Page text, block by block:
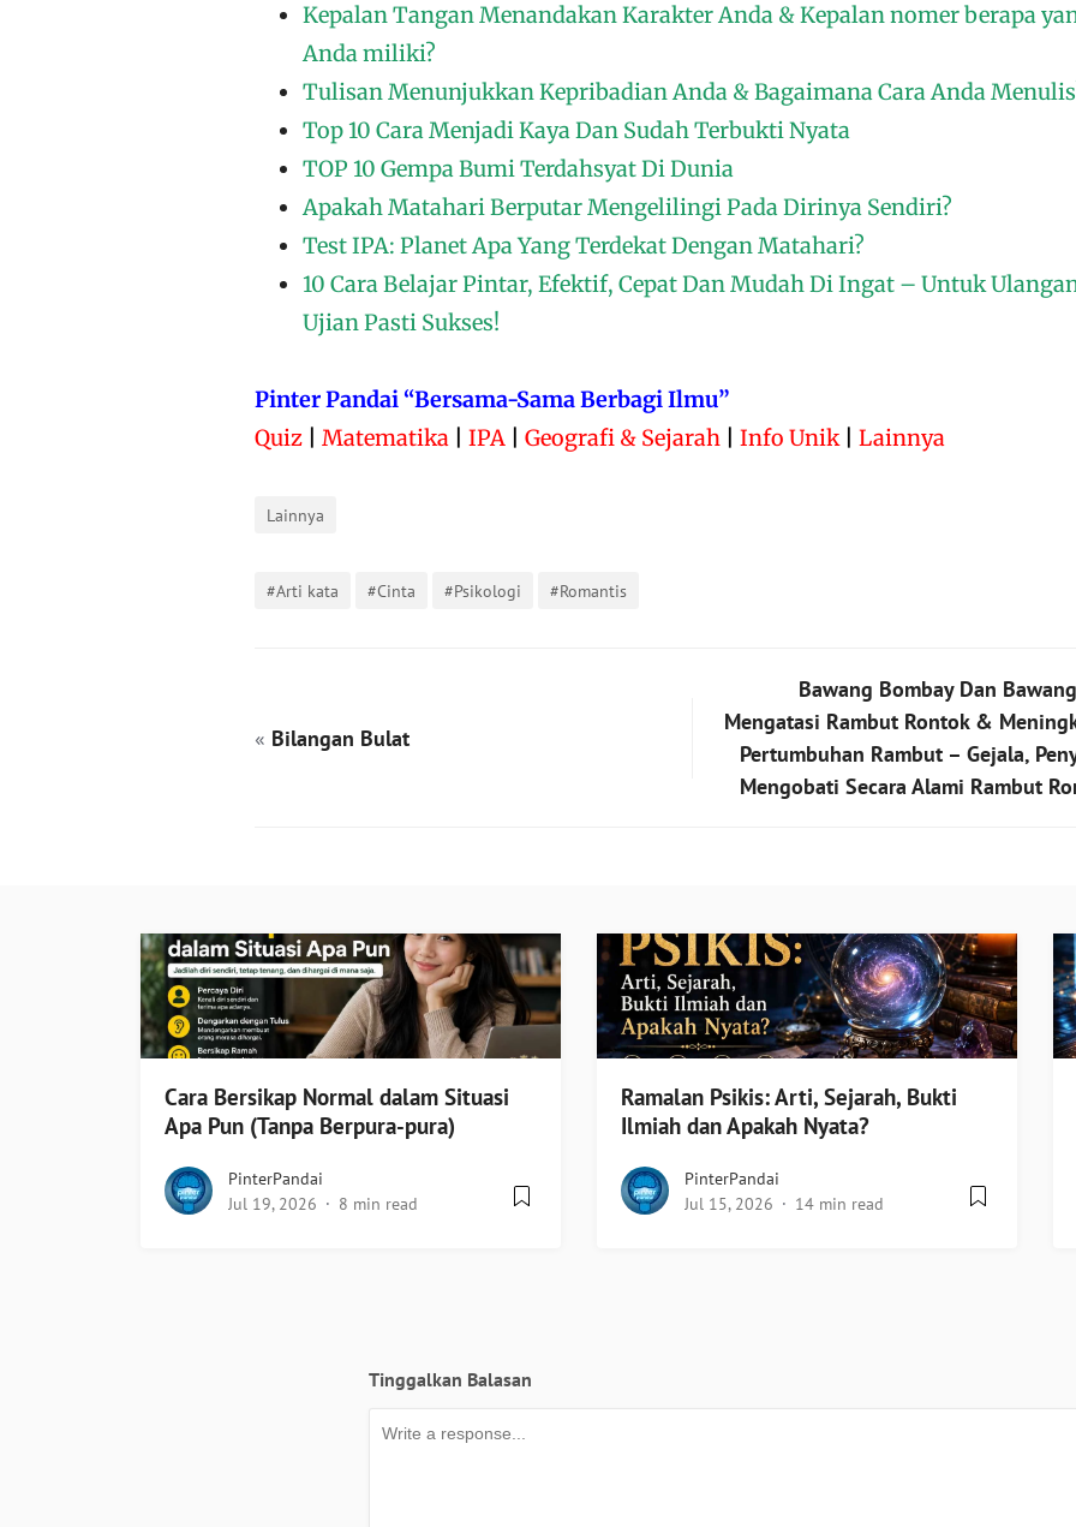
Kepalan Tangan Menandakan Karakter Anda & Kepalan nomer berapa
Anda miliki?
Tulisan Menunjukkan Kepribadian Anda & Bagaimana Cara Anda
Top 10 Cara Menjadi Kaya Dan Sudah Terbukti Nyata
TOP 10 Gempa Bumi Terdahsyat Di Dunia
Apakah Matahari Berputar Mengelilingi Pada Dirinya Sendiri?
Test IPA: Planet Apa Yang Terdekat Dengan Matahari?
10 Cara Belajar Pintar, Efektif, Cepat Dan Mudah Di Ingat – Untuk
Ujian Pasti Sukses!
Pinter Pandai “Bersama-Sama Berbagi Ilmu”
Quiz
Matematika IPA Geografi & Sejarah Info Unik Lainnya
Lainnya
#Arti kata #Cinta #Psikologi #Romantis
« Bilangan Bulat
Bawang Bombay Dan
Mengatasi Rambut Rontok &
Pertumbuhan Rambut – Gejala,
Mengobati Secara Alami Rambut
Cara Bersikap Normal dalam Situasi
Apa Pun (Tanpa Berpura-pura)
PinterPandai
Jul 19, 2026
8 min read
Ramalan Psikis: Arti, Sejarah, Bukti
Ilmiah dan Apakah Nyata?
PinterPandai
Jul 15, 2026
14 min read
Tinggalkan Balasan